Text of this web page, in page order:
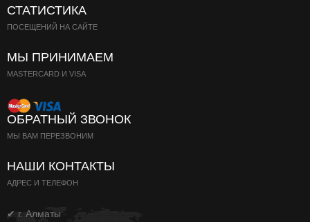
СТАТИСТИКА
ПОСЕЩЕНИЙ НА САЙТЕ
МЫ ПРИНИМАЕМ
MASTERCARD И VISA
ОБРАТНЫЙ ЗВОНОК
МЫ ВАМ ПЕРЕЗВОНИМ
НАШИ КОНТАКТЫ
АДРЕС И ТЕЛЕФОН
✔ г. Алматы